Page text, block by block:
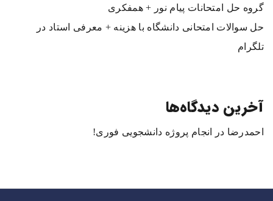
گروه حل امتحانات پیام نور + همفکری
حل سوالات امتحانی دانشگاه با هزینه + معرفی استاد در
تلگرام
آخرین دیدگاه‌ها
احمدرضا در انجام پروژه دانشجویی فوری!